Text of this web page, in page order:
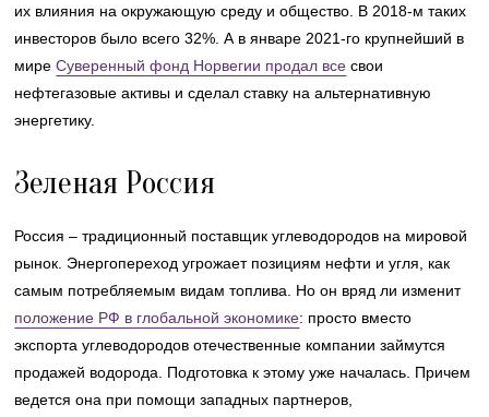
их влияния на окружающую среду и общество. В 2018-м таких
инвесторов было всего 32%. А в январе 2021-го крупнейший в
миреСуверенный фонд Норвегии продал все свои
нефтегазовые активы и сделал ставку на альтернативную
энергетику.
Зеленая Россия
Россия – традиционный поставщик углеводородов на мировой
рынок. Энергопереход угрожает позициям нефти и угля, как
самым потребляемым видам топлива. Но он вряд ли изменит
положение РФ в глобальной экономике: просто вместо
экспорта углеводородов отечественные компании займутся
продажей водорода. Подготовка к этому уже началась. Причем
ведется она при помощи западных партнеров,